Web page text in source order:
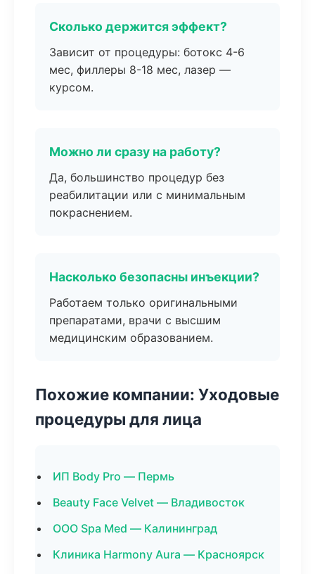
Сколько держится эффект?
Зависит от процедуры: ботокс 4-6
мес, филлеры 8-18 мес, лазер —
курсом.
Можно ли сразу на работу?
Да, большинство процедур без
реабилитации или с минимальным
покраснением.
Насколько безопасны инъекции?
Работаем только оригинальными
препаратами, врачи с высшим
медицинским образованием.
Похожие компании: Уходовые
процедуры для лица
ИП Body Pro — Пермь
Beauty Face Velvet — Владивосток
ООО Spa Med — Калининград
Клиника Harmony Aura — Красноярск